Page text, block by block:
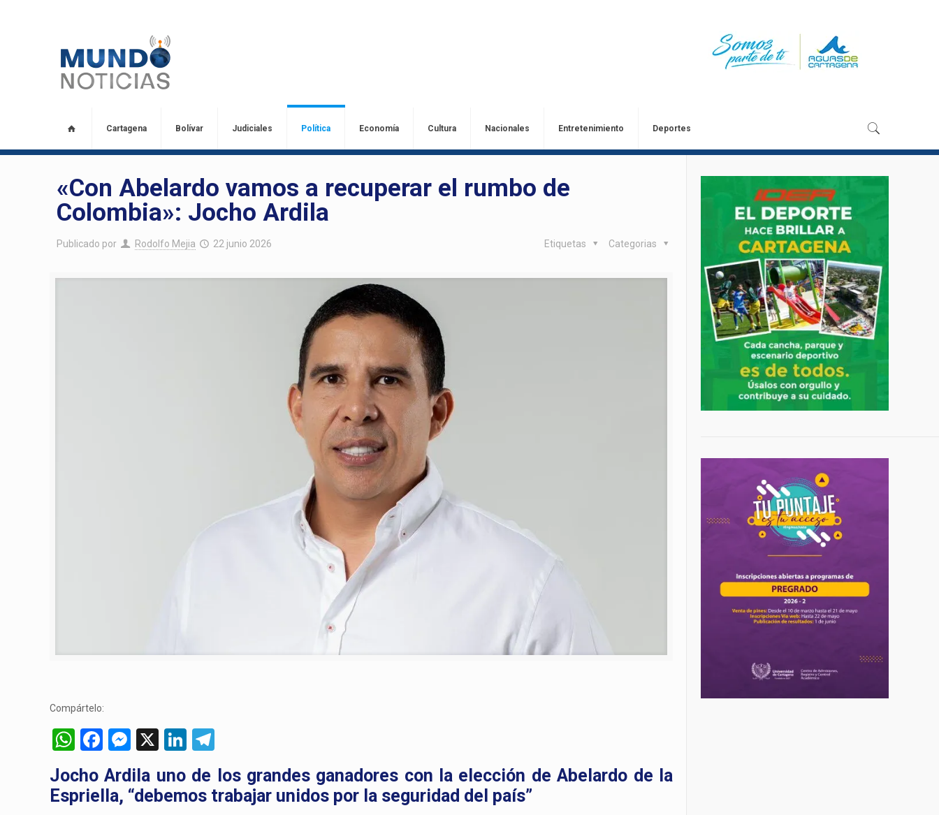
Cartagena Bolívar Judiciales Política Economía Cultura Nacionales Entretenimiento Deportes
«Con Abelardo vamos a recuperar el rumbo de
Colombia»: Jocho Ardila
Publicado por Rodolfo Mejia 22 junio 2026 Categorias
Etiquetas
Compártelo:
WhatsApp
Facebook
Messenger
X LinkedIn
Jocho Ardila uno de los grandes ganadores con la elección de Abelardo de la
Espriella, “debemos trabajar unidos por la seguridad del país”